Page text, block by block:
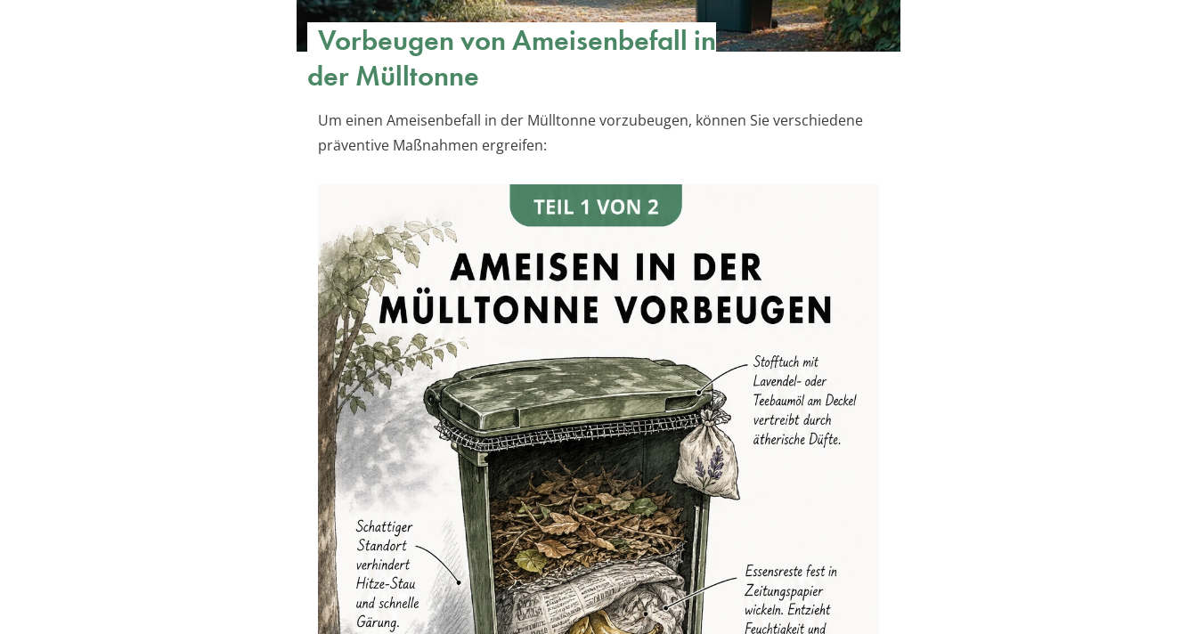
Vorbeugen von Ameisenbefall in
der Mülltonne
Um einen Ameisenbefall in der Mülltonne vorzubeugen, können Sie verschiedene
präventive Maßnahmen ergreifen: